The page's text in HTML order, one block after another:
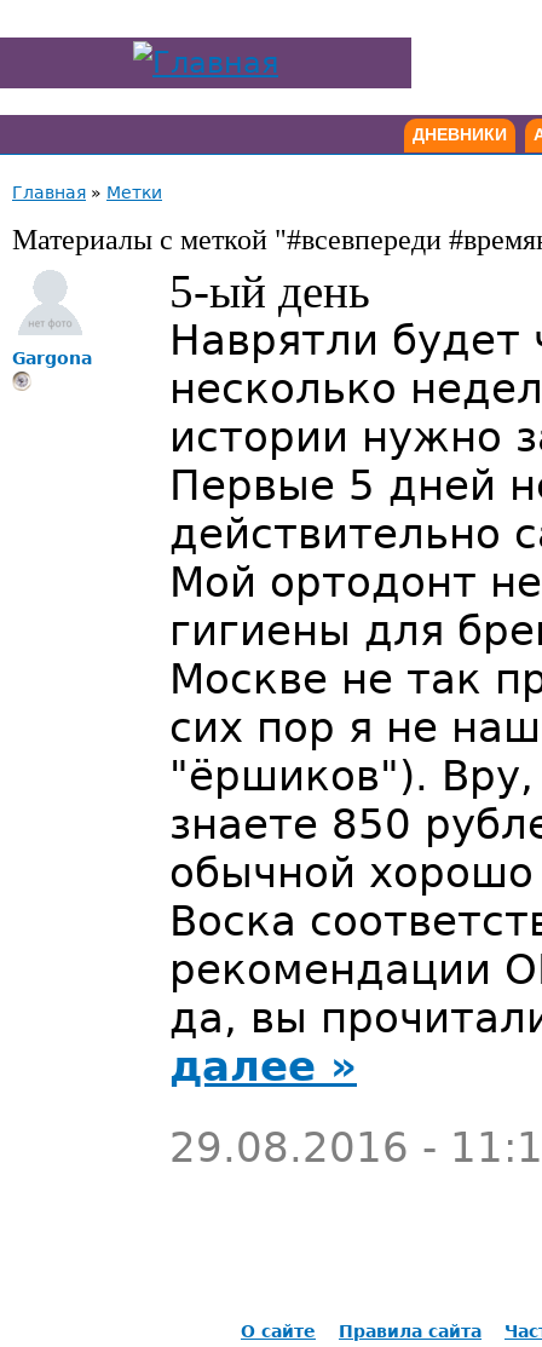
ДНЕВНИКИ
Главная » Метки
Материалы с меткой "#всевпереди
Gargona
5-ый день
Наврятли
несколько
истории нужно
Первые 5 дней
действительно
Мой ортодонт
гигиены для
Москве не так
сих пор я не
"ёршиков").
знаете 850
обычной хорошо
Воска
рекомендации
да, вы
далее »
29.08.2016 -
О сайте Правила сайта